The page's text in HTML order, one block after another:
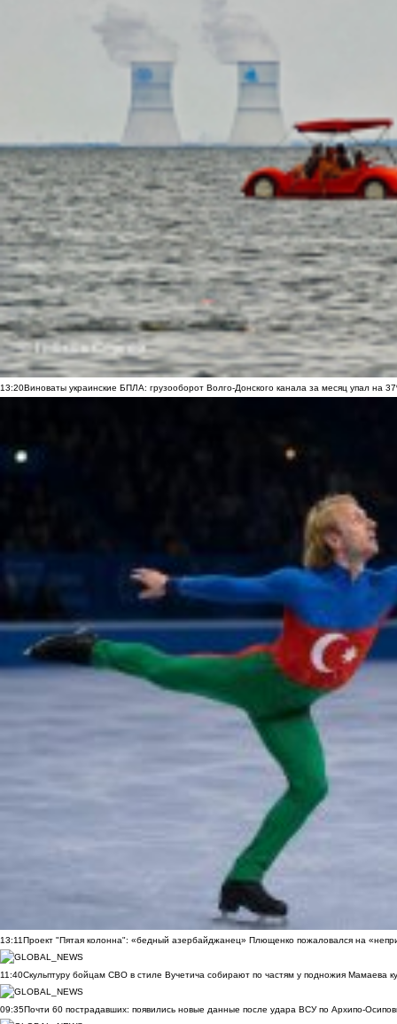
13:20Виноваты украинские БПЛА: грузооборот Волго-Донского канала за месяц упал на
13:11Проект "Пятая колонна": «бедный азербайджанец» Плющенко пожаловался на
11:40Скульптуру бойцам СВО в стиле Вучетича собирают по частям у подножия Мамаева
09:35Почти 60 пострадавших: появились новые данные после удара ВСУ по Архипо-